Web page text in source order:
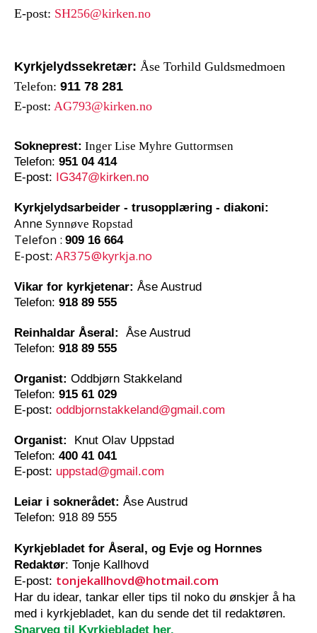
E-post: SH256@kirken.no
Kyrkjelydssekretær: Åse Torhild Guldsmedmoen
Telefon: 911 78 281
E-post: AG793@kirken.no
Sokneprest: Inger Lise Myhre Guttormsen
Telefon: 951 04 414
E-post: IG347@kirken.no
Kyrkjelydsarbeider - trusopplæring - diakoni:
Anne Synnøve Ropstad
Telefon : 909 16 664
E-post: AR375@kyrkja.no
Vikar for kyrkjetenar: Åse Austrud
Telefon: 918 89 555
Reinhaldar Åseral: Åse Austrud
Telefon: 918 89 555
Organist: Oddbjørn Stakkeland
Telefon: 915 61 029
E-post: oddbjornstakkeland@gmail.com
Organist: Knut Olav Uppstad
Telefon: 400 41 041
E-post: uppstad@gmail.com
Leiar i soknerådet: Åse Austrud
Telefon: 918 89 555
Kyrkjebladet for Åseral, og Evje og Hornnes
Redaktør: Tonje Kallhovd
E-post: tonjekallhovd@hotmail.com
Har du idear, tankar eller tips til noko du ønskjer å ha
med i kyrkjebladet, kan du sende det til redaktøren.
Snarveg til Kyrkjebladet her.